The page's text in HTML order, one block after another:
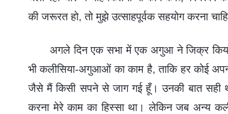
की जरूरत हो, तो मुझे उत्साहपूर्वक सहयोग करना
अगले दिन एक सभा में एक अगुआ ने जिक्र किया
भी कलीसिया-अगुआओं का काम है, ताकि हर कोई
जैसे मैं किसी सपने से जाग गई हूँ। उनकी बात सही
करना मेरे काम का हिस्सा था। लेकिन जब अन्य